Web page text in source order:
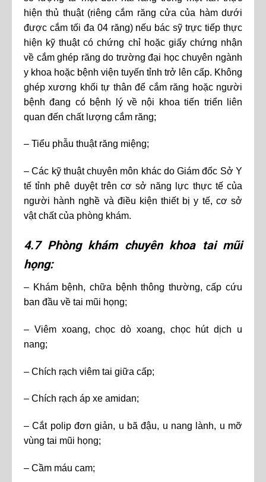
hiện thủ thuật (riêng cắm răng cửa của hàm dưới
được cắm tối đa 04 răng) nếu bác sỹ trực tiếp thực
hiện kỹ thuật có chứng chỉ hoặc giấy chứng nhận
về cắm ghép răng do trường đại học chuyên ngành
y khoa hoặc bệnh viện tuyến tỉnh trở lên cấp. Không
ghép xương khối tự thân để cắm răng hoặc người
bệnh đang có bệnh lý về nội khoa tiến triển liên
quan đến chất lượng cắm răng;
– Tiểu phẫu thuật răng miệng;
– Các kỹ thuật chuyên môn khác do Giám đốc Sở Y
tế tỉnh phê duyệt trên cơ sở năng lực thực tế của
người hành nghề và điều kiện thiết bị y tế, cơ sở
vật chất của phòng khám.
4.7 Phòng khám chuyên khoa tai mũi
họng:
– Khám bệnh, chữa bệnh thông thường, cấp cứu
ban đầu về tai mũi họng;
– Viêm xoang, chọc dò xoang, chọc hút dịch u
nang;
– Chích rạch viêm tai giữa cấp;
– Chích rạch áp xe amidan;
– Cắt polip đơn giản, u bã đậu, u nang lành, u mỡ
vùng tai mũi họng;
– Cầm máu cam;